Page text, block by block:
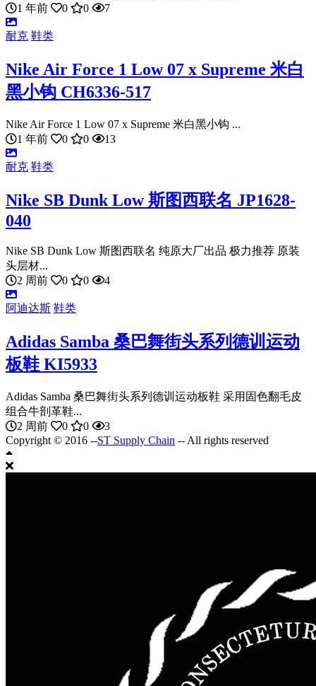
1 年前
0 0 7
耐克 鞋类
Nike Air Force 1 Low 07 x Supreme 米白
黑小钩 CH6336-517
Nike Air Force 1 Low 07 x Supreme 米白黑小钩 ...
1 年前
0 0 13
耐克 鞋类
Nike SB Dunk Low 斯图西联名 JP1628-
040
Nike SB Dunk Low 斯图西联名 纯原大厂出品 极力推荐 原装
头层材...
2 周前
0 0 4
阿迪达斯 鞋类
Adidas Samba 桑巴舞街头系列德训运动
板鞋 KI5933
Adidas Samba 桑巴舞街头系列德训运动板鞋 采用固色翻毛皮
组合牛剖革鞋...
2 周前
0 0
3
Copyright © 2016 --ST Supply Chain -- All rights reserved